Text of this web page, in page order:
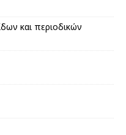
και περιοδικών